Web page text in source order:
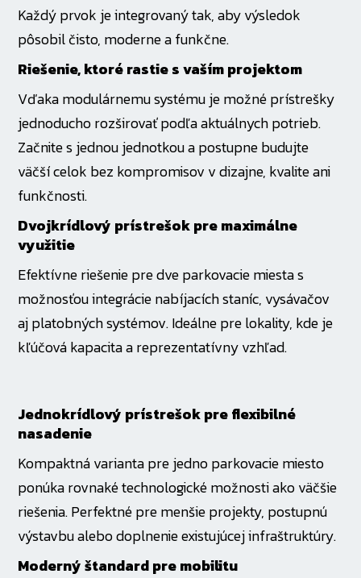
Každý prvok je integrovaný tak, aby výsledok
pôsobil čisto, moderne a funkčne.
Riešenie, ktoré rastie s vaším projektom
Vďaka modulárnemu systému je možné prístrešky
jednoducho rozširovať podľa aktuálnych potrieb.
Začnite s jednou jednotkou a postupne budujte
väčší celok bez kompromisov v dizajne, kvalite ani
funkčnosti.
Dvojkrídlový prístrešok pre maximálne
využitie
Efektívne riešenie pre dve parkovacie miesta s
možnosťou integrácie nabíjacích staníc, vysávačov
aj platobných systémov. Ideálne pre lokality, kde je
kľúčová kapacita a reprezentatívny vzhľad.
Jednokrídlový prístrešok pre flexibilné
nasadenie
Kompaktná varianta pre jedno parkovacie miesto
ponúka rovnaké technologické možnosti ako väčšie
riešenia. Perfektné pre menšie projekty, postupnú
výstavbu alebo doplnenie existujúcej infraštruktúry.
Moderný štandard pre mobilitu